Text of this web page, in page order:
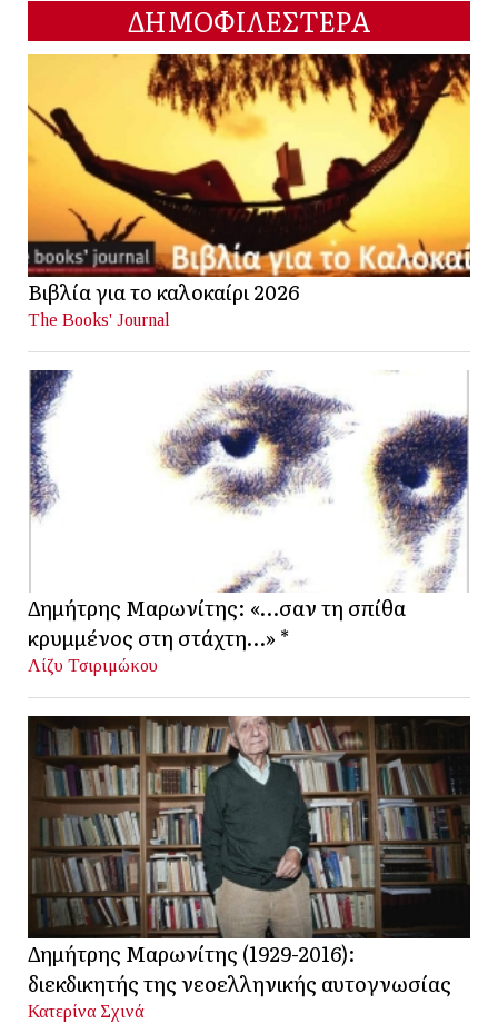
ΔΗΜΟΦΙΛΕΣΤΕΡΑ
Βιβλία για το καλοκαίρι 2026
The Books' Journal
Δημήτρης Μαρωνίτης: «…σαν τη σπίθα
κρυμμένος στη στάχτη…» *
Λίζυ Τσιριμώκου
Δημήτρης Μαρωνίτης (1929-2016):
διεκδικητής της νεοελληνικής αυτογνωσίας
Κατερίνα Σχινά